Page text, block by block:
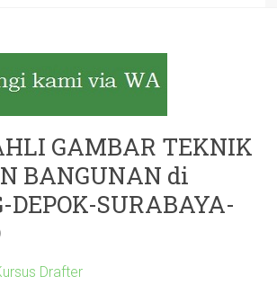
GAMBAR TEKNIK
BANGUNAN di
DEPOK-SURABAYA-
Drafter